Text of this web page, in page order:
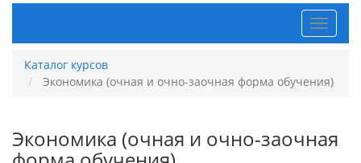
Каталог курсов
Экономика (очная и очно-заочная форма обучения)
Экономика (очная и очно-заочная